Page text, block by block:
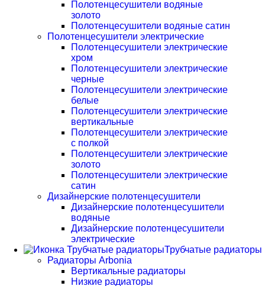
Полотенцесушители водяные
золото
Полотенцесушители водяные сатин
Полотенцесушители электрические
Полотенцесушители электрические
хром
Полотенцесушители электрические
черные
Полотенцесушители электрические
белые
Полотенцесушители электрические
вертикальные
Полотенцесушители электрические
с полкой
Полотенцесушители электрические
золото
Полотенцесушители электрические
сатин
Дизайнерские полотенцесушители
Дизайнерские полотенцесушители
водяные
Дизайнерские полотенцесушители
электрические
Трубчатые радиаторы
Радиаторы Arbonia
Вертикальные радиаторы
Низкие радиаторы